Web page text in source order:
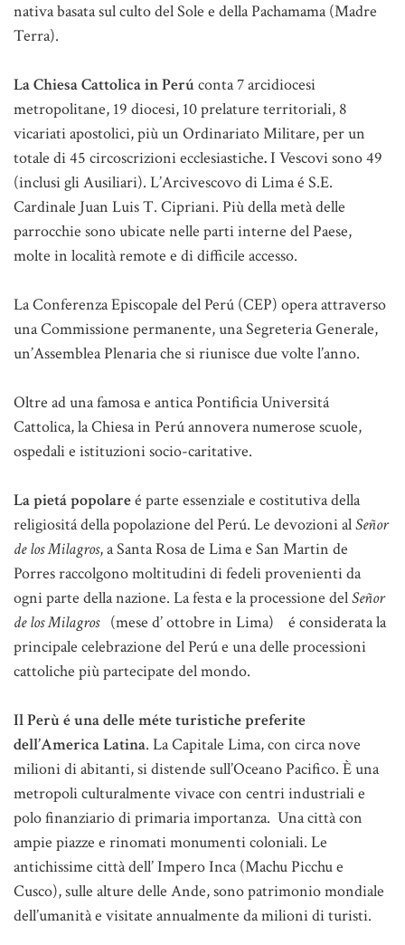
nativa basata sul culto del Sole e della Pachamama (Madre
Terra).
La Chiesa Cattolica in Perúconta 7 arcidiocesi
metropolitane, 19 diocesi, 10 prelature territoriali, 8
vicariati apostolici, più un Ordinariato Militare, per un
totale di 45 circoscrizioni ecclesiastiche.I Vescovi sono 49
(inclusi gli Ausiliari). L’Arcivescovo di Lima é S.E.
Cardinale Juan Luis T. Cipriani. Più della metà delle
parrocchie sono ubicate nelle parti interne del Paese,
molte in località remote e di difficile accesso.
La Conferenza Episcopale del Perú (CEP) opera attraverso
una Commissione permanente, una Segreteria Generale,
un’Assemblea Plenaria che si riunisce due volte l’anno.
Oltre ad una famosa e antica Pontificia Universitá
Cattolica, la Chiesa in Perú annovera numerose scuole,
ospedali e istituzioni socio-caritative.
La pietá popolareé parte essenziale e costitutiva della
religiositá della popolazione del Perú. Le devozioni alSeñor
de los Milagros, a Santa Rosa de Lima e San Martin de
Porres raccolgono moltitudini di fedeli provenienti da
ogni parte della nazione. La festa e la processione delSeñor
de los Milagros(mese d’ ottobre in Lima) é considerata la
principale celebrazione del Perú e una delle processioni
cattoliche più partecipate del mondo.
Il Perù é una delle méte turistiche preferite
dell’America Latina. La Capitale Lima, con circa nove
milioni di abitanti, si distende sull’Oceano Pacifico. È una
metropoli culturalmente vivace con centri industriali e
polo finanziario di primaria importanza. Una città con
ampie piazze e rinomati monumenti coloniali. Le
antichissime città dell’ Impero Inca (Machu Picchu e
Cusco), sulle alture delle Ande, sono patrimonio mondiale
dell’umanità e visitate annualmente da milioni di turisti.